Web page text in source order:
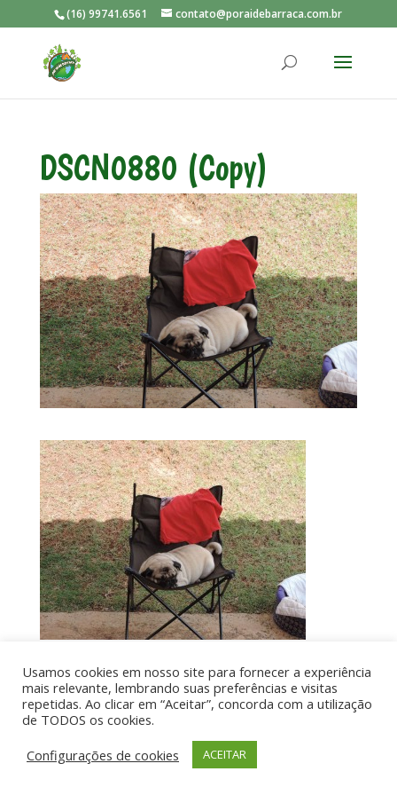
(16) 99741.6561 contato@poraidebarraca.com.br
DSCN0880 (Copy)
Por aí de Barraca - direitos reservados - Desenvolvido
Usamos cookies em nosso site para fornecer a experiência
mais relevante, lembrando suas preferências e visitas
repetidas. Ao clicar em “Aceitar”, concorda com a utilização
de TODOS os cookies.
Configurações de cookies
ACEITAR